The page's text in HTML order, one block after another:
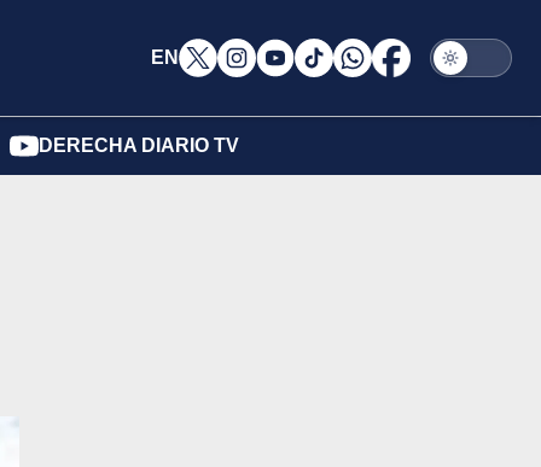
EN
DERECHA DIARIO TV